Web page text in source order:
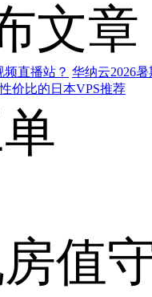
文章
直播站？ 华纳云2026
价比的日本VPS推荐
值